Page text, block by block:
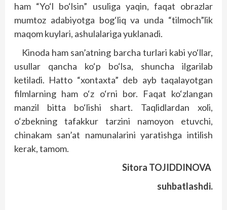
ham “Yo‘l bo‘lsin” usuliga yaqin, faqat obrazlar
mumtoz adabiyotga bog‘liq va unda “tilmoch”lik
maqom kuylari, ashulalariga yuklanadi.
Kinoda ham san’atning barcha turlari kabi yo‘llar,
usullar qancha ko‘p bo‘lsa, shuncha ilgarilab
ketiladi. Hatto “xontaxta” deb ayb taqalayotgan
filmlarning ham o‘z o‘rni bor. Faqat ko‘zlangan
manzil bitta bo‘lishi shart. Taqlidlardan xoli,
o‘zbekning tafakkur tarzini namoyon etuvchi,
chinakam san’at namunalarini yaratishga intilish
kerak, tamom.
Sitora TOJIDDINOVA
suhbatlashdi.